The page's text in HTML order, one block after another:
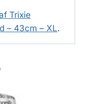
Trixie
– 43cm – XL.